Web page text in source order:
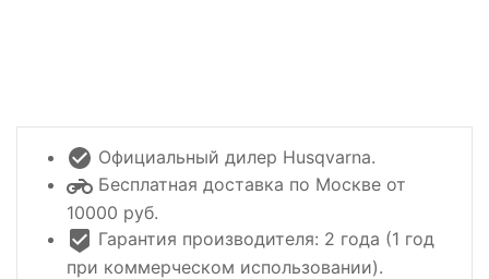
Официальный дилер Husqvarna.
Бесплатная доставка по Москве от
10000 руб.
Гарантия производителя: 2 года (1 год
при коммерческом использовании).